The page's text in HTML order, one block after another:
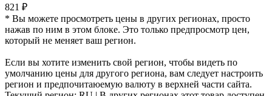
821 ₽
* Вы можете просмотреть цены в других регионах, просто
нажав по ним в этом блоке. Это только предпросмотр цен,
который не меняет ваш регион.
Если вы хотите изменить свой регион, чтобы видеть по
умолчанию цены для другого региона, вам следует настроить
регион и предпочитаюемую валюту в верхней части сайта.